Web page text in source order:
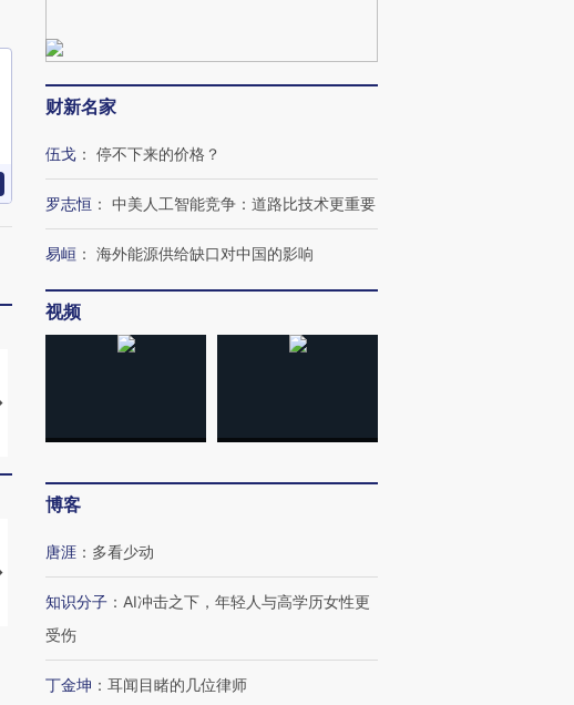
视线｜“入侵”还是“人道危
飞地休达
4000人
米
【推广】走进第四届链博
会，让数智科技“链”接产
【特别呈现】寻找100种
有意思的生活方式·第三对
【商旅对话】华住集团
CFO：不靠规模取胜，华
住三大增长引擎是什么？
财新名家
伍戈 ： 停不下来的价格？
罗志恒 ： 中美人工智能竞争：道路比技术更重要
易峘 ： 海外能源供给缺口对中国的影响
视频
博客
唐涯 ： 多看少动
知识分子 ： AI冲击之下，年轻人与高学历女性更
受伤
丁金坤 ： 耳闻目睹的几位律师